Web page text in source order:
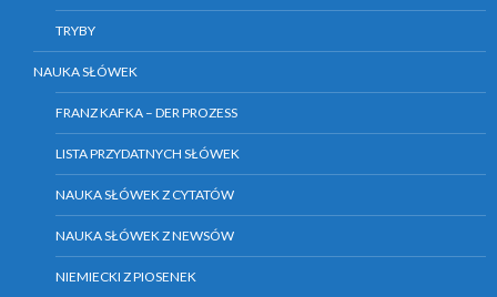
TRYBY
NAUKA SŁÓWEK
FRANZ KAFKA – DER PROZESS
LISTA PRZYDATNYCH SŁÓWEK
NAUKA SŁÓWEK Z CYTATÓW
NAUKA SŁÓWEK Z NEWSÓW
NIEMIECKI Z PIOSENEK